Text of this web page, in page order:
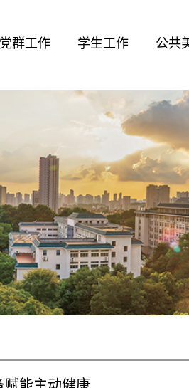
党群工作 学生工作 公共